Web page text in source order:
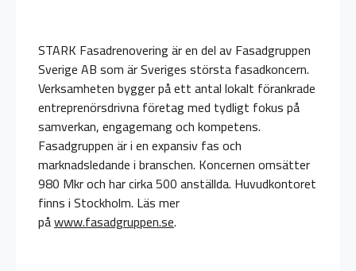
STARK Fasadrenovering är en del av Fasadgruppen
Sverige AB som är Sveriges största fasadkoncern.
Verksamheten bygger på ett antal lokalt förankrade
entreprenörsdrivna företag med tydligt fokus på
samverkan, engagemang och kompetens.
Fasadgruppen är i en expansiv fas och
marknadsledande i branschen. Koncernen omsätter
980 Mkr och har cirka 500 anställda. Huvudkontoret
finns i Stockholm. Läs mer
påwww.fasadgruppen.se.